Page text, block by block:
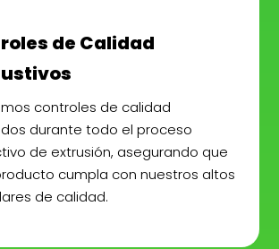
de Calidad
controles de calidad
durante todo el proceso
de extrusión, asegurando que
cumpla con nuestros altos
de calidad.